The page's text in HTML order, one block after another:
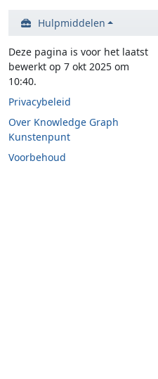
Hulpmiddelen
Deze pagina is voor het laatst
bewerkt op 7 okt 2025 om
10:40.
Privacybeleid
Over Knowledge Graph
Kunstenpunt
Voorbehoud